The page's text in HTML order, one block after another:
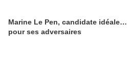
Marine Le Pen, candidate idéale…
pour ses adversaires